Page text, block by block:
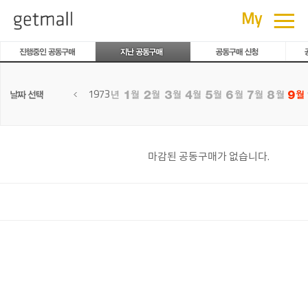
My ≡
공동구매
1973
마감된 공동구매가 없습니다.